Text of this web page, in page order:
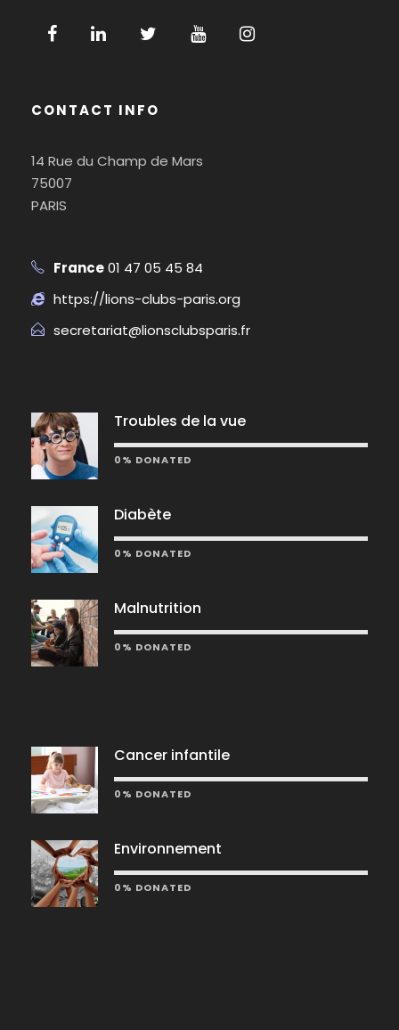
CONTACT INFO
14 Rue du Champ de Mars
75007
PARIS
France01 47 05 45 84
https://lions-clubs-paris.org
secretariat@lionsclubsparis.fr
Troubles de la vue
0% DONATED
Diabète
0% DONATED
Malnutrition
0% DONATED
Cancer infantile
0% DONATED
Environnement
0% DONATED